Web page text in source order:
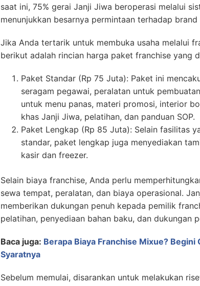
saat ini, 75% gerai Janji Jiwa beroperasi melalui
menunjukkan besarnya permintaan terhadap brand
Jika Anda tertarik untuk membuka usaha melalui
berikut adalah rincian harga paket franchise yang
Paket Standar (Rp 75 Juta): Paket ini
seragam pegawai, peralatan untuk
untuk menu panas, materi promosi, interior
khas Janji Jiwa, pelatihan, dan panduan SOP.
Paket Lengkap (Rp 85 Juta): Selain fasilitas
standar, paket lengkap juga menyediakan
kasir dan freezer.
Selain biaya franchise, Anda perlu
sewa tempat, peralatan, dan biaya operasional.
memberikan dukungan penuh kepada pemilik
pelatihan, penyediaan bahan baku, dan dukungan
Baca juga: Berapa Biaya Franchise Mixue? Begini
Syaratnya
Sebelum memulai, disarankan untuk melakukan